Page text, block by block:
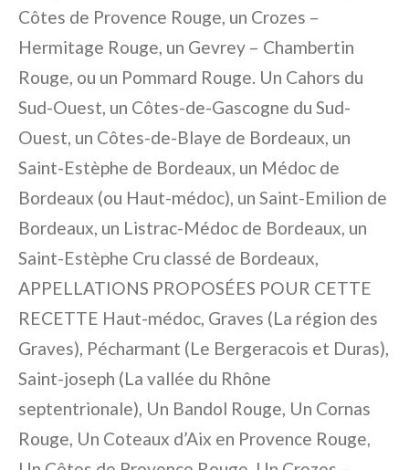
Côtes de Provence Rouge, un Crozes –
Hermitage Rouge, un Gevrey – Chambertin
Rouge, ou un Pommard Rouge. Un Cahors du
Sud-Ouest, un Côtes-de-Gascogne du Sud-
Ouest, un Côtes-de-Blaye de Bordeaux, un
Saint-Estèphe de Bordeaux, un Médoc de
Bordeaux (ou Haut-médoc), un Saint-Emilion de
Bordeaux, un Listrac-Médoc de Bordeaux, un
Saint-Estèphe Cru classé de Bordeaux,
APPELLATIONS PROPOSÉES POUR CETTE
RECETTE Haut-médoc, Graves (La région des
Graves), Pécharmant (Le Bergeracois et Duras),
Saint-joseph (La vallée du Rhône
septentrionale), Un Bandol Rouge, Un Cornas
Rouge, Un Coteaux d’Aix en Provence Rouge,